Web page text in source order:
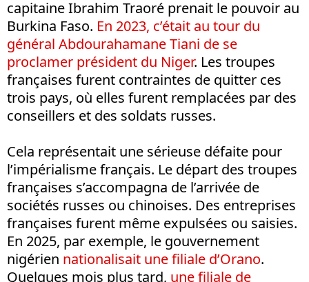
capitaine Ibrahim Traoré prenait le pouvoir au
Burkina Faso. En 2023, c’était au tour du
général Abdourahamane Tiani de se
proclamer président du Niger. Les troupes
françaises furent contraintes de quitter ces
trois pays, où elles furent remplacées par des
conseillers et des soldats russes.
Cela représentait une sérieuse défaite pour
l’impérialisme français. Le départ des troupes
françaises s’accompagna de l’arrivée de
sociétés russes ou chinoises. Des entreprises
françaises furent même expulsées ou saisies.
En 2025, par exemple, le gouvernement
nigérien nationalisait une filiale d’Orano.
Quelques mois plus tard, une filiale de